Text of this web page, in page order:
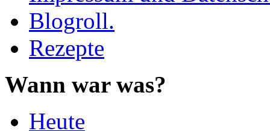
Blogroll.
Rezepte
Wann war was?
Heute